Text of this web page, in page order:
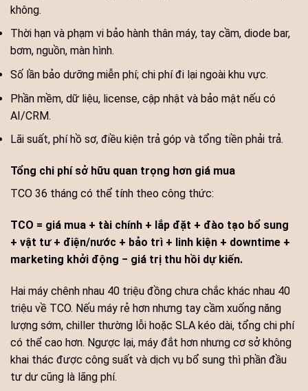
không.
Thời hạn và phạm vi bảo hành thân máy, tay cầm, diode bar,
bơm, nguồn, màn hình.
Số lần bảo dưỡng miễn phí; chi phí đi lại ngoài khu vực.
Phần mềm, dữ liệu, license, cập nhật và bảo mật nếu có
AI/CRM.
Lãi suất, phí hồ sơ, điều kiện trả góp và tổng tiền phải trả.
Tổng chi phí sở hữu quan trọng hơn giá mua
TCO 36 tháng có thể tính theo công thức:
TCO = giá mua + tài chính + lắp đặt + đào tạo bổ sung
+ vật tư + điện/nước + bảo trì + linh kiện + downtime +
marketing khởi động − giá trị thu hồi dự kiến.
Hai máy chênh nhau 40 triệu đồng chưa chắc khác nhau 40
triệu về TCO. Nếu máy rẻ hơn nhưng tay cầm xuống năng
lượng sớm, chiller thường lỗi hoặc SLA kéo dài, tổng chi phí
có thể cao hơn. Ngược lại, máy đắt hơn nhưng cơ sở không
khai thác được công suất và dịch vụ bổ sung thì phần đầu
tư dư cũng là lãng phí.